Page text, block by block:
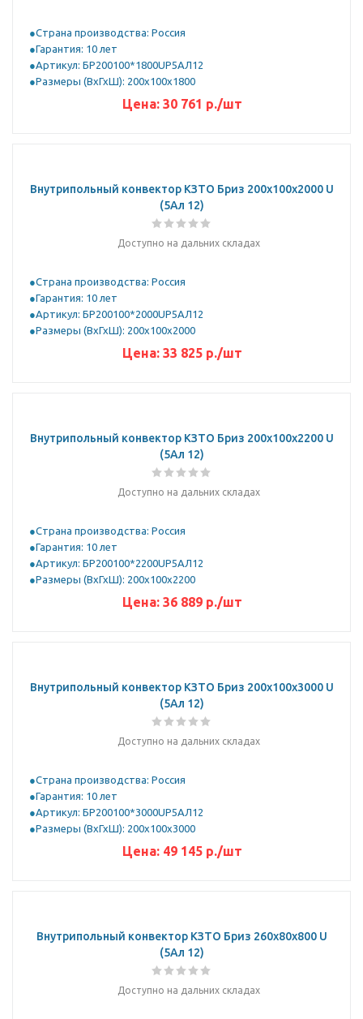
Страна производства: Россия
Гарантия: 10 лет
Артикул: БР200100*1800UР5АЛ12
Размеры (ВхГхШ): 200х100х1800
Цена: 30 761 р./шт
Внутрипольный конвектор КЗТО Бриз 200х100х2000 U
(5Ал 12)
Доступно на дальних складах
Страна производства: Россия
Гарантия: 10 лет
Артикул: БР200100*2000UР5АЛ12
Размеры (ВхГхШ): 200х100х2000
Цена: 33 825р./шт
Внутрипольный конвектор КЗТО Бриз 200х100х2200 U
(5Ал 12)
Доступно на дальних складах
Страна производства: Россия
Гарантия: 10 лет
Артикул: БР200100*2200UР5АЛ12
Размеры (ВхГхШ): 200х100х2200
Цена: 36 889р./шт
Внутрипольный конвектор КЗТО Бриз 200х100х3000 U
(5Ал 12)
Доступно на дальних складах
Страна производства: Россия
Гарантия: 10 лет
Артикул: БР200100*3000UР5АЛ12
Размеры (ВхГхШ): 200х100х3000
Цена: 49 145р./шт
Внутрипольный конвектор КЗТО Бриз 260х80х800 U
(5Ал 12)
Доступно на дальних складах